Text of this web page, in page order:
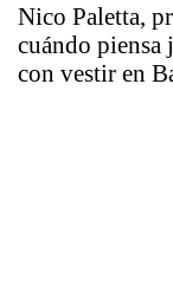
Nico Paletta,
cuándo piensa
con vestir en